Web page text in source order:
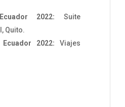
2022: Suite
Quito.
2022: Viajes